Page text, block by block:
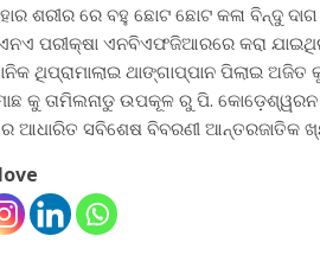
ଶରୀର ରେ ବହୁ ଛୋଟ ଛୋଟ କଳା ବିନ୍ଦୁ
ପରୀକ୍ଷା ଏନବିଏଫଜିଆରରେ କରା
ଥିପ୍ରାମାଲାଇ ଥାଙ୍ଗାପ୍ପାନ ପିଲାଇ
କୁ ତାମିଲନାଡୁ ଉପକୂଳ ରୁ ପି. କୋଡ଼େଶ୍ୱରନ
ଆଧାରିତ ସବିଶେଷ ବିବରଣୀ ଆନ୍ତରଜାତିକ